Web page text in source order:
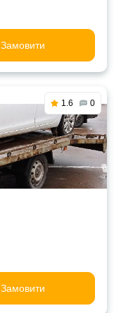
Замовити
1.6 0
Замовити